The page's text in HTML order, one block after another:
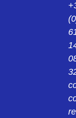
KK4/4
AGK20 PINCE
AGK40 PINCE